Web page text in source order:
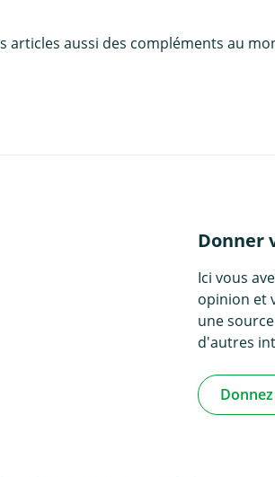
aussi des compléments au
Donner
Ici vous
opinion et
une
d'autres